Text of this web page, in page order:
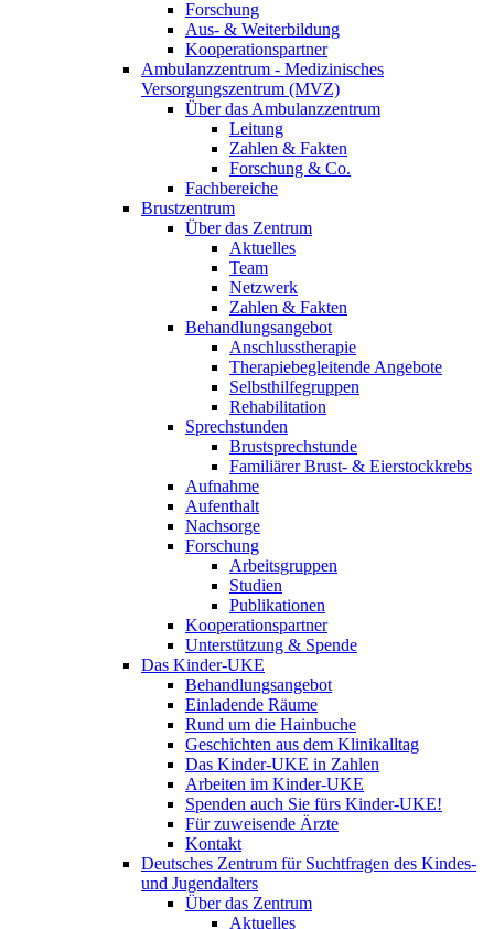
Forschung
Aus- & Weiterbildung
Kooperationspartner
Ambulanzzentrum - Medizinisches
Versorgungszentrum (MVZ)
Über das Ambulanzzentrum
Leitung
Zahlen & Fakten
Forschung & Co.
Fachbereiche
Brustzentrum
Über das Zentrum
Aktuelles
Team
Netzwerk
Zahlen & Fakten
Behandlungsangebot
Anschlusstherapie
Therapiebegleitende Angebote
Selbsthilfegruppen
Rehabilitation
Sprechstunden
Brustsprechstunde
Familiärer Brust- & Eierstockkrebs
Aufnahme
Aufenthalt
Nachsorge
Forschung
Arbeitsgruppen
Studien
Publikationen
Kooperationspartner
Unterstützung & Spende
Das Kinder-UKE
Behandlungsangebot
Einladende Räume
Rund um die Hainbuche
Geschichten aus dem Klinikalltag
Das Kinder-UKE in Zahlen
Arbeiten im Kinder-UKE
Spenden auch Sie fürs Kinder-UKE!
Für zuweisende Ärzte
Kontakt
Deutsches Zentrum für Suchtfragen des Kindes-
und Jugendalters
Über das Zentrum
Aktuelles